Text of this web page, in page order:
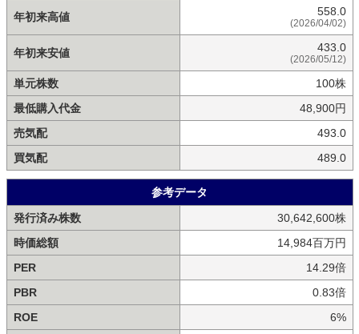
年初来高値 558.0
(2026/04/02)
年初来安値 433.0
(2026/05/12)
単元株数
100株
最低購入代金
48,900円
売気配
493.0
買気配
489.0
参考データ
発行済み株数
30,642,600株
時価総額
14,984百万円
PER
14.29倍
PBR
0.83倍
ROE
6%